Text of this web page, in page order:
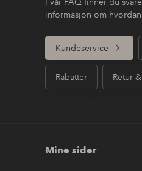
informasjon om
Kundeservice
Rabatter Retur
Mine sider